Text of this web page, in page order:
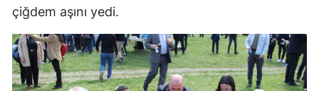
Zonguldak
Aksaray
çiğdem aşını yedi.